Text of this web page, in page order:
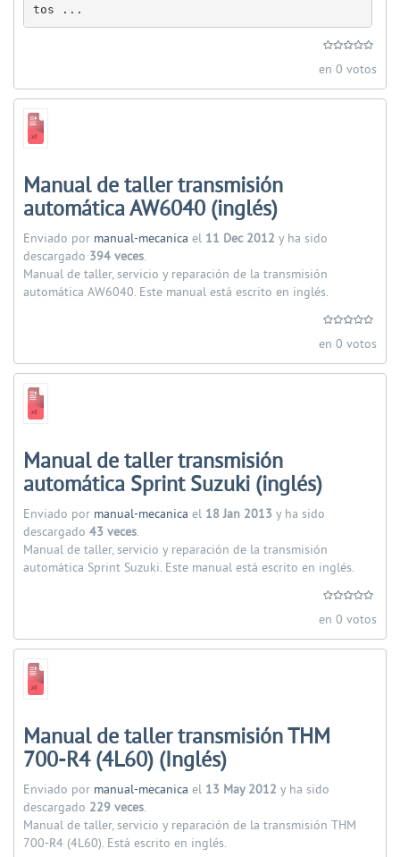
tos ...
en 0 votos
Manual de taller transmisión
automática AW6040 (inglés)
Enviado por manual-mecanica el 11 Dec 2012 y ha sido
descargado 394 veces.
Manual de taller, servicio y reparación de la transmisión
automática AW6040. Este manual está escrito en inglés.
en 0 votos
Manual de taller transmisión
automática Sprint Suzuki (inglés)
Enviado por manual-mecanica el 18 Jan 2013 y ha sido
descargado 43 veces.
Manual de taller, servicio y reparación de la transmisión
automática Sprint Suzuki. Este manual está escrito en inglés.
en 0 votos
Manual de taller transmisión THM
700-R4 (4L60) (Inglés)
Enviado por manual-mecanica el 13 May 2012 y ha sido
descargado 229 veces.
Manual de taller, servicio y reparación de la transmisión THM
700-R4 (4L60). Está escrito en inglés.